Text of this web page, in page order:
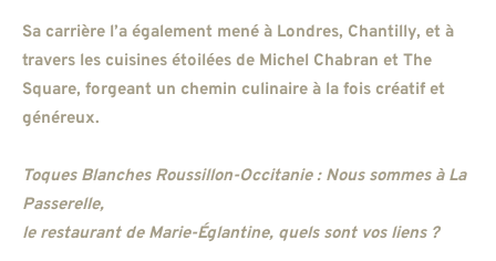
Sa carrière l’a également mené à Londres, Chantilly, et à
travers les cuisines étoilées de Michel Chabran et The
Square, forgeant un chemin culinaire à la fois créatif et
généreux.
Toques Blanches Roussillon-Occitanie : Nous sommes à La
Passerelle,
le restaurant de Marie-Églantine, quels sont vos liens ?